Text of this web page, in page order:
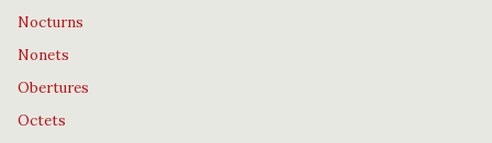
Nocturns
Nonets
Obertures
Octets